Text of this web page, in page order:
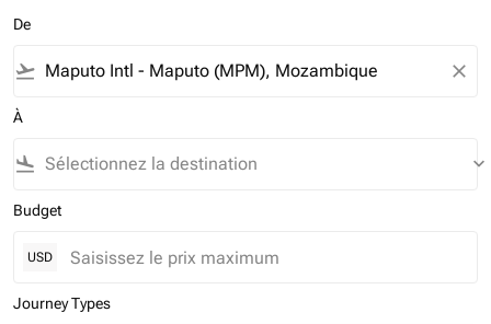
De
flight_takeoff close
À
flight_land keyboard_arrow_down
Budget
USD
Journey Types